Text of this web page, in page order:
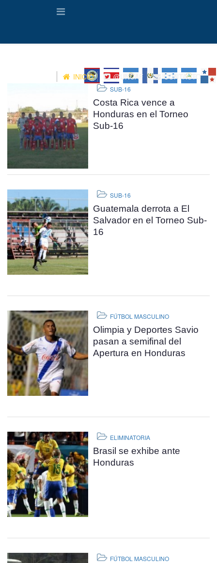
INICIO @UNCAF CONTACTO
SUB-16
Costa Rica vence a
Honduras en el Torneo
Sub-16
SUB-16
Guatemala derrota a El
Salvador en el Torneo Sub-
16
FÚTBOL MASCULINO
Olimpia y Deportes Savio
pasan a semifinal del
Apertura en Honduras
ELIMINATORIA
Brasil se exhibe ante
Honduras
FÚTBOL MASCULINO